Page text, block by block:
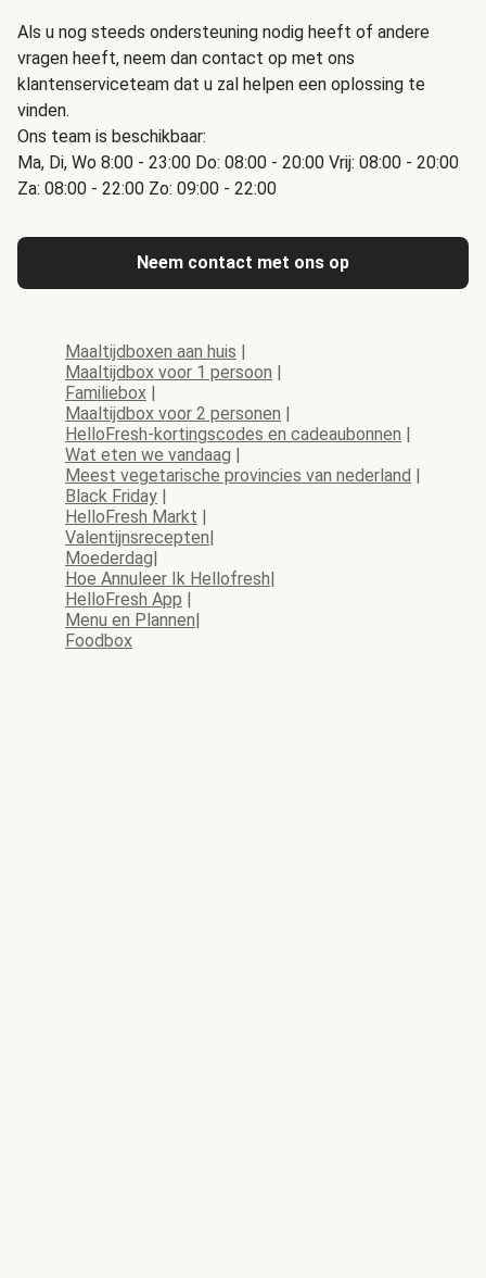
Als u nog steeds ondersteuning nodig heeft of andere
vragen heeft, neem dan contact op met ons
klantenserviceteam dat u zal helpen een oplossing te
vinden.
Ons team is beschikbaar:
Ma, Di, Wo 8:00 - 23:00 Do: 08:00 - 20:00 Vrij: 08:00 - 20:00
Za: 08:00 - 22:00 Zo: 09:00 - 22:00
Neem contact met ons op
Maaltijdboxen aan huis |
Maaltijdbox voor 1 persoon |
Familiebox |
Maaltijdbox voor 2 personen |
HelloFresh-kortingscodes en cadeaubonnen |
Wat eten we vandaag |
Meest vegetarische provincies van nederland |
Black Friday |
HelloFresh Markt |
Valentijnsrecepten|
Moederdag|
Hoe Annuleer Ik Hellofresh|
HelloFresh App |
Menu en Plannen|
Foodbox